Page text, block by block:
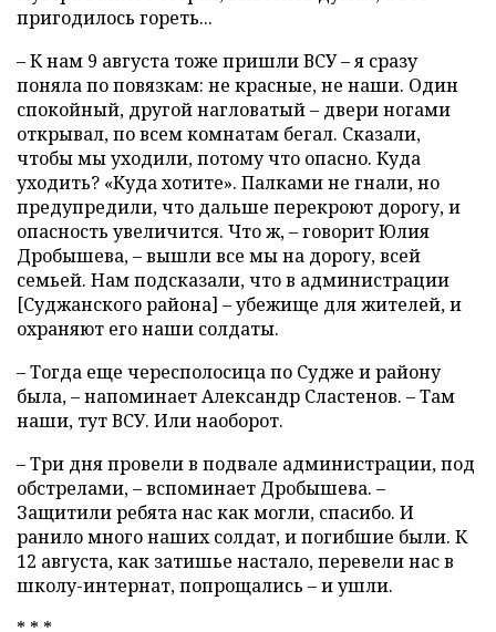
пригодилось гореть...
– К нам 9 августа тоже пришли ВСУ – я сразу
поняла по повязкам: не красные, не наши. Один
спокойный, другой нагловатый – двери ногами
открывал, по всем комнатам бегал. Сказали,
чтобы мы уходили, потому что опасно. Куда
уходить? «Куда хотите». Палками не гнали, но
предупредили, что дальше перекроют дорогу, и
опасность увеличится. Что ж, – говорит Юлия
Дробышева, – вышли все мы на дорогу, всей
семьей. Нам подсказали, что в администрации
[Суджанского района] – убежище для жителей, и
охраняют его наши солдаты.
– Тогда еще чересполосица по Судже и району
была, – напоминает Александр Сластенов. – Там
наши, тут ВСУ. Или наоборот.
– Три дня провели в подвале администрации, под
обстрелами, – вспоминает Дробышева. –
Защитили ребята нас как могли, спасибо. И
ранило много наших солдат, и погибшие были. К
12 августа, как затишье настало, перевели нас в
школу-интернат, попрощались – и ушли.